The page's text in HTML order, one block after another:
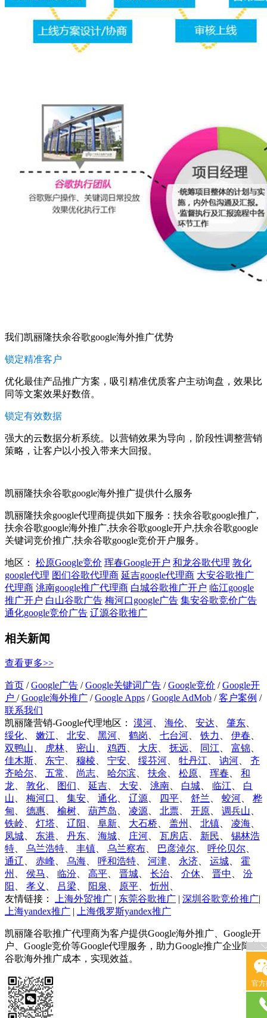
我们凯丽隆扶余谷歌google海外推广优势
锁定精准客户
优化最佳产品推广方案，吸引精准优质客户主动询盘，效果比
同等文案效果好数倍。
锁定有效数据
强大的云数据分析系统。以营销效果为导向，阶段性调整营销
策略，让客户以小投入带来大回报。
凯丽隆扶余谷歌google海外推广提供什么服务
凯丽隆扶余google代理商提供如下服务：扶余谷歌google推广,
扶余谷歌google海外推广,扶余谷歌google开户,扶余谷歌google
关键词竞价推广,扶余谷歌google竞价开户服务。
地区： 松原Google竞价 珲春Google开户 和龙谷歌代理 敦化
google代理 图们谷歌代理商 延吉google代理商 大安谷歌推广
代理商 洮南google推广代理商 白城谷歌推广开户 临江google
推广开户 白山谷歌广告 梅河口google广告 集安谷歌竞价广告
通化google竞价广告 辽源谷歌推广
相关新闻
查看更多>>
首页 /Google广告 /Google关键词广告 /Google竞价 /Google开
户 /Google海外推广 /Google Apps /Google AdMob /客户案例 /
联系我们
凯丽隆营销-Google代理地区：
漠河、 海伦、 安达、 肇东、
绥化、 嫩江、 北安、 黑河、 鹤岗、 七台河、 铁力 、 伊春、
双鸭山、 虎林、 密山、 鸡西、 大庆、 抚远、 同江、 富锦、
佳木斯、 东宁、 穆棱、 宁安、 绥芬河、 牡丹江、 讷河、 齐
齐哈尔、 五常 、 尚志、 哈尔滨、 扶余、 松原、 珲春、 和
龙、 敦化、 图们、 延吉、 大安、 洮南、 白城、 临江、 白
山、 梅河口 、 集安、 通化、 辽源、 四平、 舒兰、 蛟河、 桦
甸、 德惠、 榆树、 葫芦岛、 凌源、 北票、 开原、 调兵山、
铁岭、 灯塔、 辽阳 、 阜新、 大石桥、 盖州 、 北镇、 凌海、
凤城、 东港、 丹东、 海城、 庄河、 瓦房店、 新民、 锡林浩
特、 乌兰浩特、 丰镇、 乌兰察布、 巴彦淖尔、 呼伦贝尔、
通辽 、 赤峰、 乌海、 呼和浩特、 河津、 永济、 运城、 霍
州 、 侯马 、 临汾、 高平、 晋城、 长治、 介休、 晋中 、 汾
阳 、 孝义 、 吕梁、 阳泉、 原平、忻州 、
友情链接：
上海外贸推广 | 东莞谷歌推广 | 深圳谷歌竞价推广|
上海yandex推广 | 上海俄罗斯yandex推广
凯丽隆谷歌推广代理商为客户提供Google海外推广、Google开
户、Google竞价等Google代理服务，助力Google推广企业降低
谷歌海外推广成本，实现效益。
官